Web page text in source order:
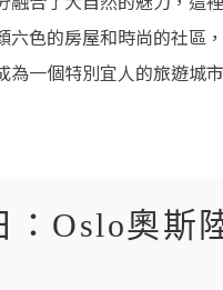
六色的房屋和時尚的社區
為一個特別宜人的旅遊城
：Oslo奧斯